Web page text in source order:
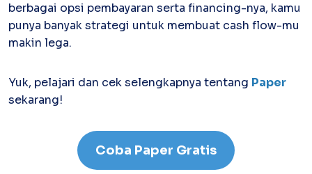
berbagai opsi pembayaran serta financing-nya, kamu
punya banyak strategi untuk membuat cash flow-mu
makin lega.
Yuk, pelajari dan cek selengkapnya tentang Paper
sekarang!
Coba Paper Gratis